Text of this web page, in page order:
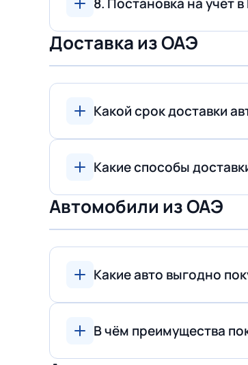
Доставка из ОАЭ
Какой срок доставки
Какие способы
Автомобили из ОАЭ
Какие авто выгодно
В чём преимущества